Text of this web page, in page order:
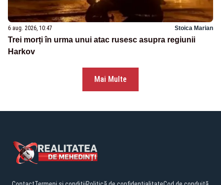
6 aug. 2026, 10:47 Stoica Marian
Trei morți în urma unui atac rusesc asupra regiunii
Harkov
Mai Multe